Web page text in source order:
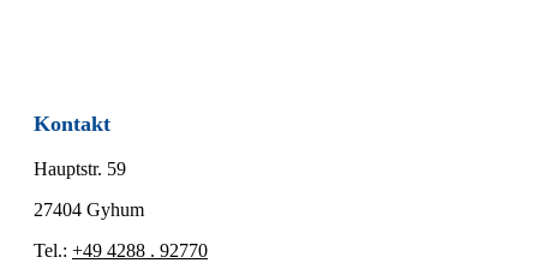
Kontakt
Hauptstr. 59
27404 Gyhum
Tel.: +49 4288 . 92770